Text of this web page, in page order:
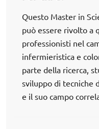
Questo Master in
può essere rivolto a
professionisti nel
infermieristica e
parte della ricerca,
sviluppo di tecniche
e il suo campo